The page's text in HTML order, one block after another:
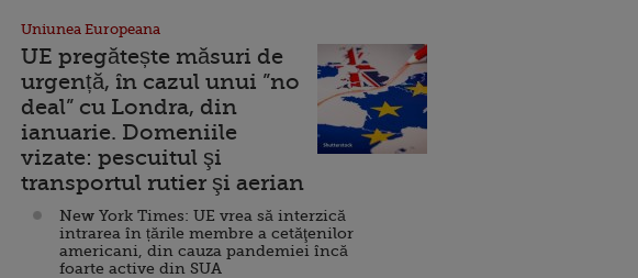
Uniunea Europeana
UE pregătește măsuri de
urgență, în cazul unui ”no
deal” cu Londra, din
ianuarie. Domeniile
vizate: pescuitul şi
transportul rutier şi aerian
New York Times: UE vrea să interzică
intrarea în țările membre a cetăţenilor
americani, din cauza pandemiei încă
foarte active din SUA